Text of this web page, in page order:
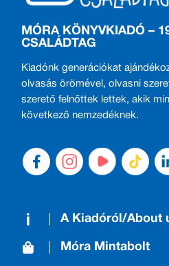
MÓRA KÖNYVKIADÓ –
CSALÁDTAG
Kiadónk generációkat
olvasás örömével, olvasni
szerető felnőttek lettek, akik
következő nemzedéknek.
A Kiadóról/About
Móra Mintabolt